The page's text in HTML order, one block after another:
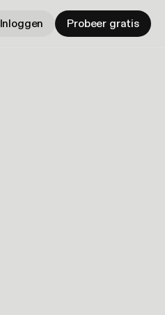
Inloggen Probeer gratis